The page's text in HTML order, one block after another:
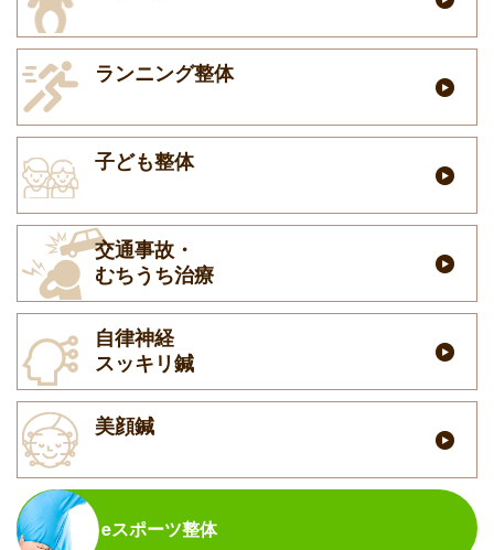
ランニング整体
子ども整体
交通事故・
むちうち治療
自律神経
スッキリ鍼
美顔鍼
eスポーツ整体